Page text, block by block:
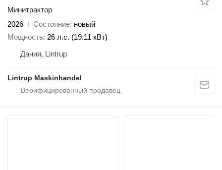
Минитрактор
2026
Состояние новый
Мощность 26 л.с. (19.11 кВт)
Дания, Lintrup
Lintrup Maskinhandel